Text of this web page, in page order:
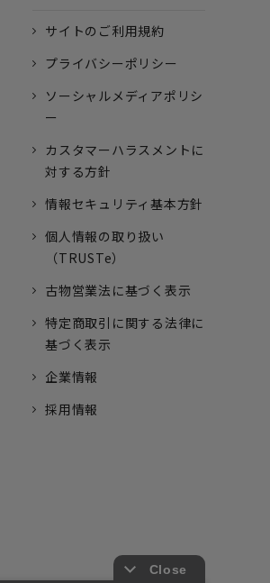
サイトのご利用規約
プライバシーポリシー
ソーシャルメディアポリシ
ー
カスタマーハラスメントに
対する方針
情報セキュリティ基本方針
個人情報の取り扱い
（TRUSTe）
古物営業法に基づく表示
特定商取引に関する法律に
基づく表示
企業情報
採用情報